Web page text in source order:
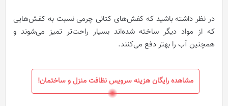
در نظر داشته باشید که کفش‌های کتانی چرمی نسبت به کفش‌هایی
که از مواد دیگر ساخته شده‌اند بسیار راحت‌تر تمیز می‌شوند و
همچنین آب را بهتر دفع می‌کنند.
مشاهده رایگان هزینه سرویس نظافت منزل و ساختمان!